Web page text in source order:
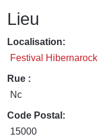
Lieu
Localisation:
Festival Hibernarock
Rue :
Nc
Code Postal:
15000